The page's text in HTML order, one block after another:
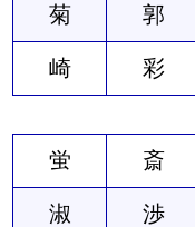
菊 郭
崎 彩
蛍 斎
淑 渉